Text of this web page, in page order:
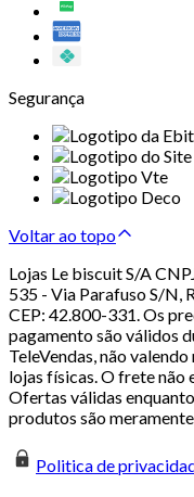
Segurança
Voltar ao topo
Lojas Le biscuit S/A
535 - Via Parafuso S/N,
CEP: 42.800-331. Os
pagamento são válidos
TeleVendas, não
lojas físicas. O frete não
Ofertas válidas
produtos são
Politica de